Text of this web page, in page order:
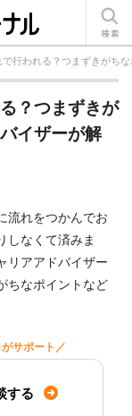
行われる？つまずきがち
？つまずきが
イザーが解
流れをつかんでお
しなくて済みま
リアアドバイザー
ちなポイントなど
サポート／
する